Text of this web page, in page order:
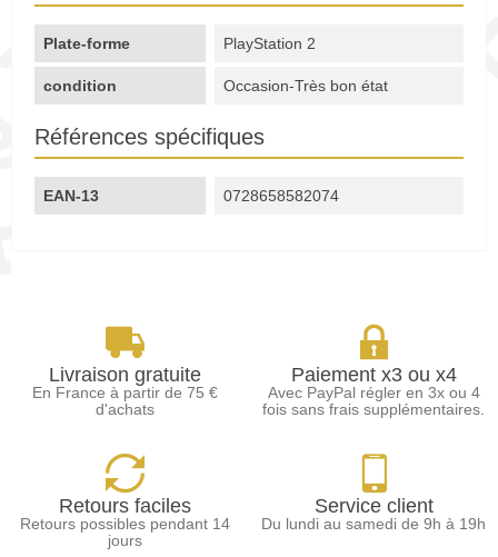
Plate-forme PlayStation 2
condition Occasion-Très bon état
Références spécifiques
EAN-13 0728658582074
Livraison gratuite
En France à partir de 75 €
d'achats
Paiement x3 ou x4
Avec PayPal régler en 3x ou 4
fois sans frais supplémentaires.
Retours faciles
Retours possibles pendant 14
jours
Service client
Du lundi au samedi de 9h à 19h